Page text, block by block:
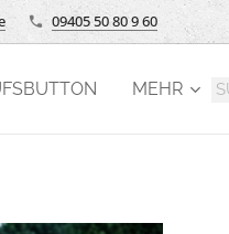
09405 50 80 9 60
MEHR